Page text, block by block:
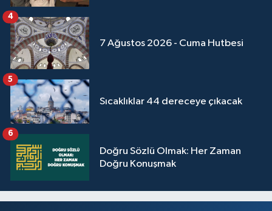
7 Ağustos 2026 - Cuma Hutbesi
4
Sıcaklıklar 44 dereceye çıkacak
5
Doğru Sözlü Olmak: Her Zaman
Doğru Konuşmak
6
Trabzon Müftülüğü
Tunceli Müftülüğü
Uşak Müftülüğü
Van Müftülüğü
Yozgat Müftülüğü
Zonguldak Müftülüğü